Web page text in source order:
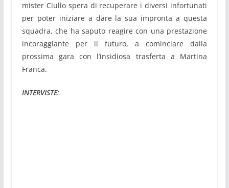
mister Ciullo spera di recuperare i diversi infortunati
per poter iniziare a dare la sua impronta a questa
squadra, che ha saputo reagire con una prestazione
incoraggiante per il futuro, a cominciare dalla
prossima gara con l’insidiosa trasferta a Martina
Franca.
INTERVISTE: